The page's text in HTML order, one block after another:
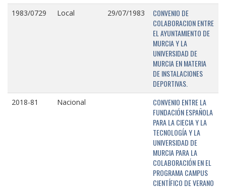
1983/0729 Local 29/07/1983
CONVENIO DE
COLABORACION ENTRE
EL AYUNTAMIENTO DE
MURCIA Y LA
UNIVERSIDAD DE
MURCIA EN MATERIA
DE INSTALACIONES
DEPORTIVAS.
2018-81 Nacional
CONVENIO ENTRE LA
FUNDACIÓN ESPAÑOLA
PARA LA CIECIA Y LA
TECNOLOGÍA Y LA
UNIVERSIDAD DE
MURCIA PARA LA
COLABORACIÓN EN EL
PROGRAMA CAMPUS
CIENTÍFICO DE VERANO